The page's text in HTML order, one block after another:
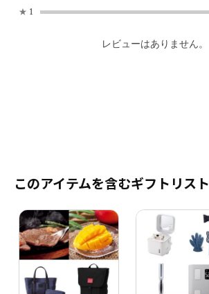
★ 1
レビューはありません。
このアイテムを含むギフトリスト